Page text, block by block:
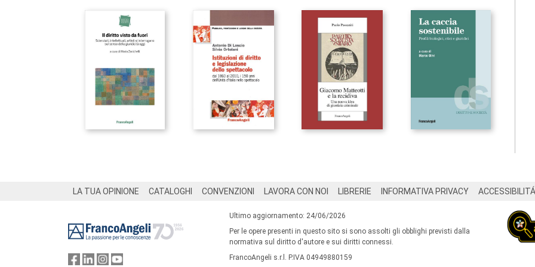
LA TUA OPINIONE CATALOGHI CONVENZIONI LAVORA CON NOI LIBRERIE INFORMATIVA PRIVACY ACCESSIBILITÁ
Ultimo aggiornamento: 24/06/2026
Per le opere presenti in questo sito si sono assolti gli obblighi previsti dalla
normativa sul diritto d'autore e sui diritti connessi.
FrancoAngeli s.r.l. P.IVA 04949880159